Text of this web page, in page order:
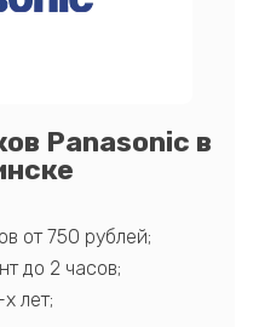
Panasonic в
от 750 рублей;
до 2 часов;
лет;